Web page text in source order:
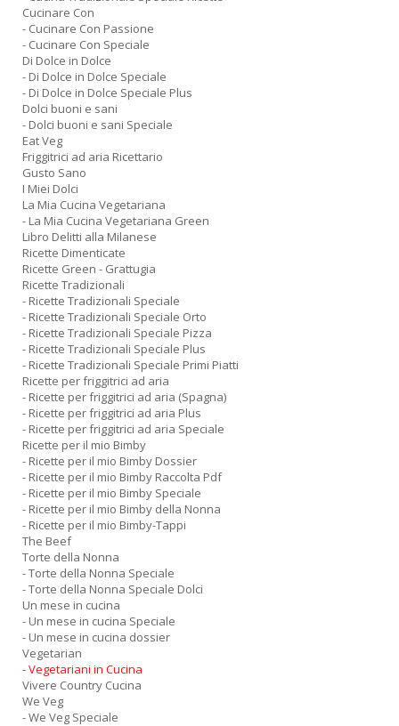
Cucinare Con
- Cucinare Con Passione
- Cucinare Con Speciale
Di Dolce in Dolce
- Di Dolce in Dolce Speciale
- Di Dolce in Dolce Speciale Plus
Dolci buoni e sani
- Dolci buoni e sani Speciale
Eat Veg
Friggitrici ad aria Ricettario
Gusto Sano
I Miei Dolci
La Mia Cucina Vegetariana
- La Mia Cucina Vegetariana Green
Libro Delitti alla Milanese
Ricette Dimenticate
Ricette Green - Grattugia
Ricette Tradizionali
- Ricette Tradizionali Speciale
- Ricette Tradizionali Speciale Orto
- Ricette Tradizionali Speciale Pizza
- Ricette Tradizionali Speciale Plus
- Ricette Tradizionali Speciale Primi Piatti
Ricette per friggitrici ad aria
- Ricette per friggitrici ad aria (Spagna)
- Ricette per friggitrici ad aria Plus
- Ricette per friggitrici ad aria Speciale
Ricette per il mio Bimby
- Ricette per il mio Bimby Dossier
- Ricette per il mio Bimby Raccolta Pdf
- Ricette per il mio Bimby Speciale
- Ricette per il mio Bimby della Nonna
- Ricette per il mio Bimby-Tappi
The Beef
Torte della Nonna
- Torte della Nonna Speciale
- Torte della Nonna Speciale Dolci
Un mese in cucina
- Un mese in cucina Speciale
- Un mese in cucina dossier
Vegetarian
- Vegetariani in Cucina
Vivere Country Cucina
We Veg
- We Veg Speciale